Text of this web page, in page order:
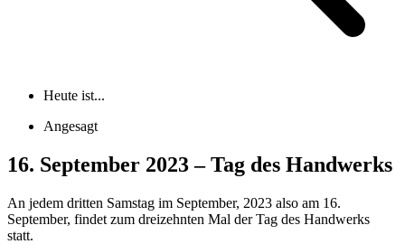
Heute ist...
Angesagt
16. September 2023 – Tag des Handwerks
An jedem dritten Samstag im September, 2023 also am 16.
September, findet zum dreizehnten Mal der Tag des Handwerks
statt.